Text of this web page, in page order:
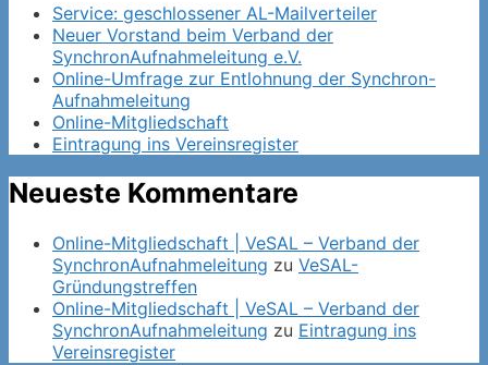
Service: geschlossener AL-Mailverteiler
Neuer Vorstand beim Verband der
SynchronAufnahmeleitung e.V.
Online-Umfrage zur Entlohnung der Synchron-
Aufnahmeleitung
Online-Mitgliedschaft
Eintragung ins Vereinsregister
Neueste Kommentare
Online-Mitgliedschaft | VeSAL – Verband der
SynchronAufnahmeleitung zu VeSAL-
Gründungstreffen
Online-Mitgliedschaft | VeSAL – Verband der
SynchronAufnahmeleitung zu Eintragung ins
Vereinsregister